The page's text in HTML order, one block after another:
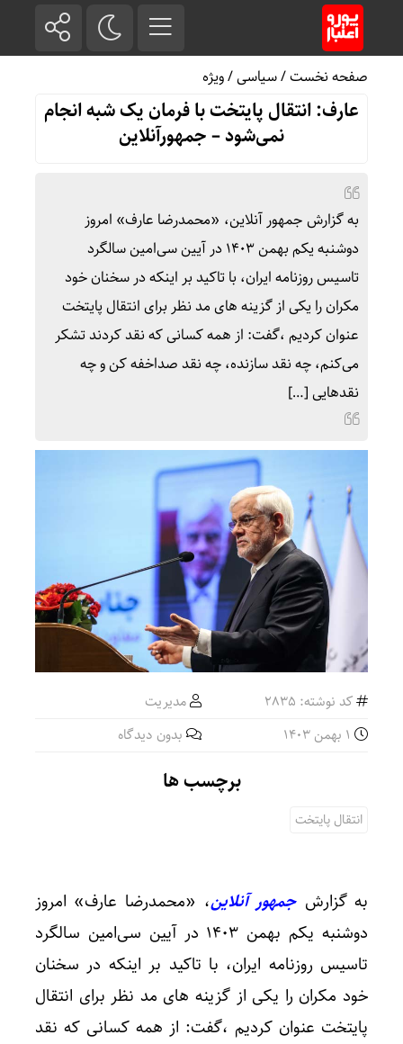
صفحه نخست/سیاسی/ویژه
عارف: انتقال پایتخت با فرمان یک شبه انجام
نمی‌شود – جمهورآنلاین
به گزارش جمهور آنلاین، «محمدرضا عارف» امروز
دوشنبه یکم بهمن ۱۴۰۳ در آیین سی‌امین سالگرد
تاسیس روزنامه ایران، با تاکید بر اینکه در سخنان خود
مکران را یکی از گزینه های مد نظر برای انتقال پایتخت
عنوان کردیم ،گفت: از همه کسانی که نقد کردند تشکر
می‌کنم، چه نقد سازنده، چه نقد صداخفه کن و چه
نقدهایی […]
کد نوشته: 2835
مدیریت
بدون دیدگاه
برچسب ها
انتقال پایتخت
به گزارشجمهور آنلاین، «محمدرضا عارف» امروز
دوشنبه یکم بهمن ۱۴۰۳ در آیین سی‌امین سالگرد
تاسیس روزنامه ایران، با تاکید بر اینکه در سخنان
خود مکران را یکی از گزینه های مد نظر برای انتقال
پایتخت عنوان کردیم ،گفت: از همه کسانی که نقد